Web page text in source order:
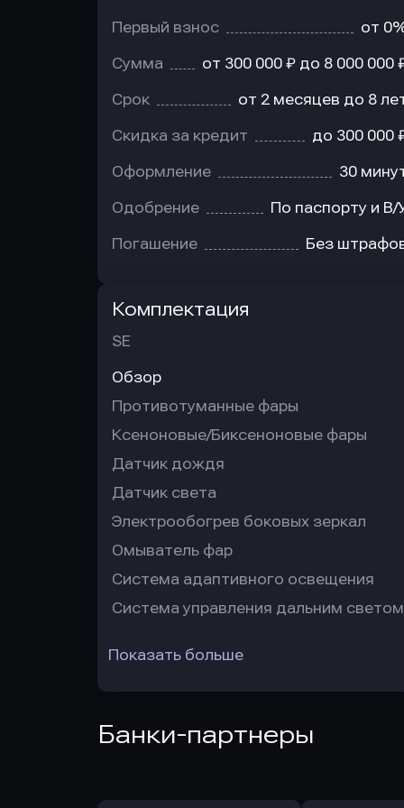
Первый взнос от
Сумма от 300 000 ₽ до 8 000 000
Срок от 2 месяцев до 8
Скидка за кредит до 300 000
Оформление 30
Одобрение По паспорту и В/
Погашение Без
Комплектация
SE
Обзор
Противотуманные фары
Ксеноновые/Биксеноновые фары
Датчик дождя
Датчик света
Электрообогрев боковых зеркал
Омыватель фар
Система адаптивного освещения
Система управления дальним светом
Показать больше
Банки-партнеры